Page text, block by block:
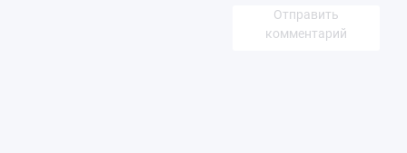
Отправить
комментарий